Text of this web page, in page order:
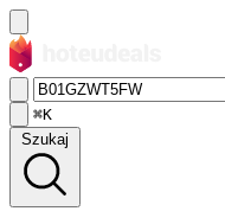
⌘K
Szukaj